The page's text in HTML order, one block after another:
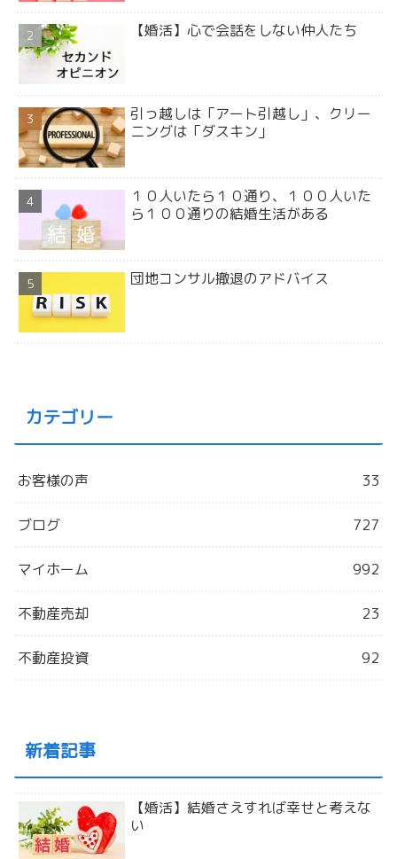
【婚活】心で会話をしない仲人たち
引っ越しは「アート引越し」、クリー
ニングは「ダスキン」
１０人いたら１０通り、１００人いた
ら１００通りの結婚生活がある
団地コンサル撤退のアドバイス
カテゴリー
お客様の声 33
ブログ 727
マイホーム 992
不動産売却 23
不動産投資 92
新着記事
【婚活】結婚さえすれば幸せと考えな
い